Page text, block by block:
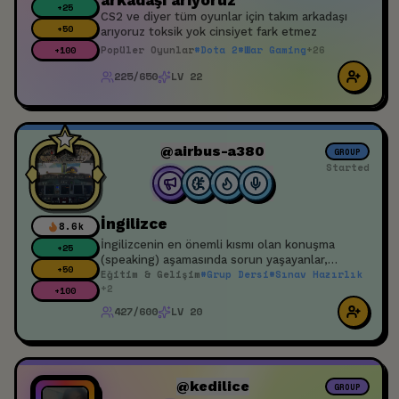
+25
+50
+100
CS2 ve diyer tüm oyunlar için takım arkadaşı
arıyoruz toksik yok cinsiyet fark etmez
Popüler Oyunlar#Dota 2#War Gaming+26
225/650 LV 22
8.6k
+25
+50
+100
@airbus-a380 GROUP
Started
İngilizce
İngilizcenin en önemli kısmı olan konuşma
(speaking) aşamasında sorun yaşayanlar,
kendini geliştirmek isteyenler için bir etkinliktir.
Eğitim & Gelişim#Grup Dersi#Sınav Hazırlık
+2
427/600 LV 20
@kedilice GROUP